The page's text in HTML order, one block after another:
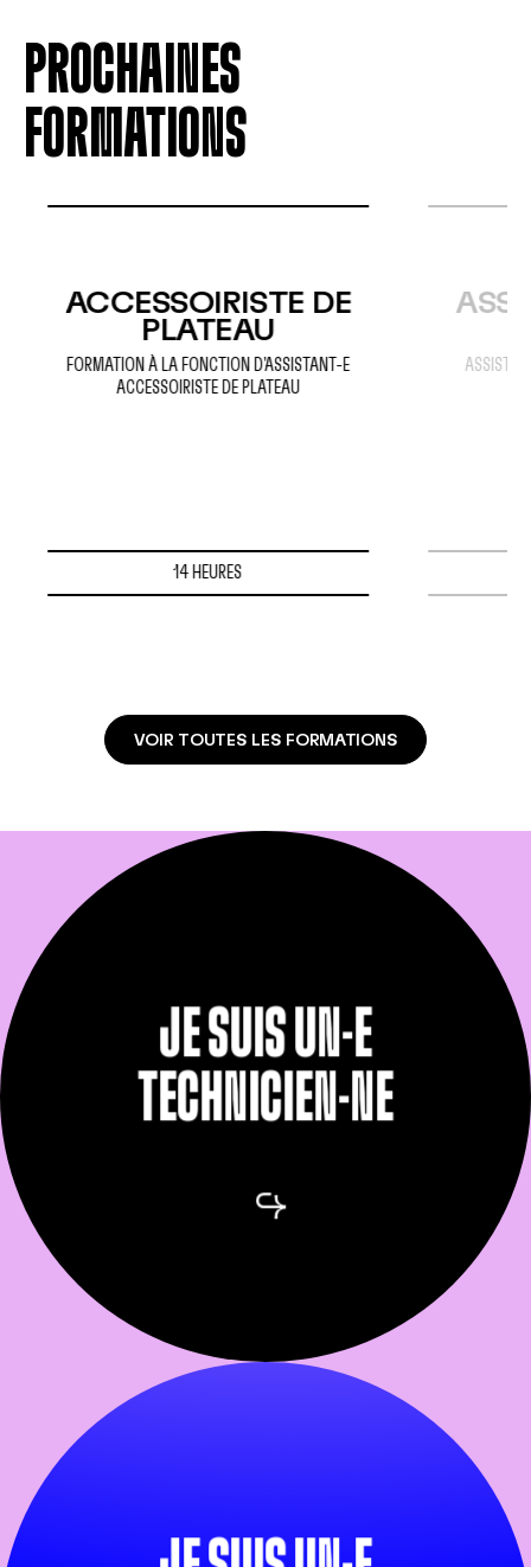
PROCHAINES
FORMATIONS
ACCESSOIRISTE DE
PLATEAU
FORMATION À LA FONCTION D'ASSISTANT-E
ACCESSOIRISTE DE PLATEAU
14 HEURES
VOIR TOUTES LES FORMATIONS
JE SUIS UN-E
TECHNICIEN-NE